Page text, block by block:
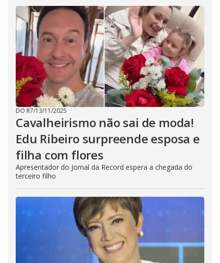
DO R7/13/11/2025
Cavalheirismo não sai de moda!
Edu Ribeiro surpreende esposa e
filha com flores
Apresentador do Jornal da Record espera a chegada do
terceiro filho